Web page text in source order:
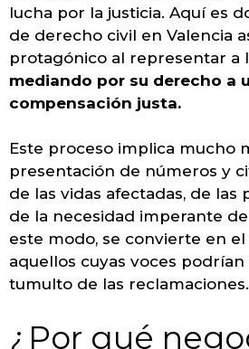
lucha por la justicia. Aquí es
de derecho civil en Valencia
protagónico al representar a
mediando por su derecho a
compensación justa.
Este proceso implica mucho
presentación de números y
de las vidas afectadas, de las
de la necesidad imperante
este modo, se convierte en
aquellos cuyas voces
tumulto de las reclamaciones.
¿Por qué